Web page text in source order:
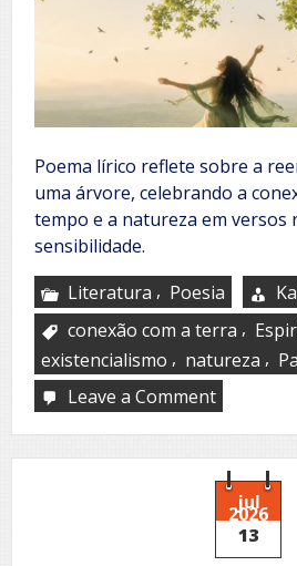
Poema lírico reflete sobre a
uma árvore, celebrando a
tempo e a natureza em versos
sensibilidade.
Literatura , Poesia
conexão com a terra ,
existencialismo , natureza ,
Leave a Commenton
jul
2026
13